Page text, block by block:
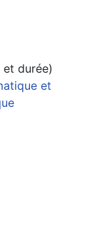
durée)
et